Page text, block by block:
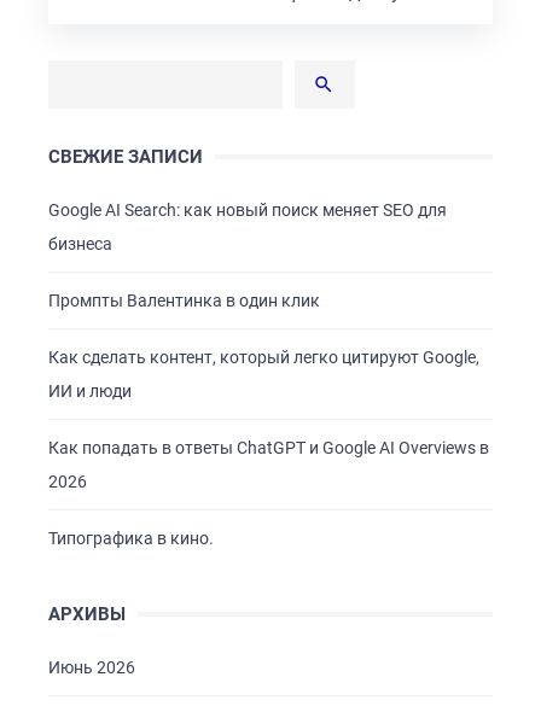
СВЕЖИЕ ЗАПИСИ
Google AI Search: как новый поиск меняет SEO для
бизнеса
Промпты Валентинка в один клик
Как сделать контент, который легко цитируют Google,
ИИ и люди
Как попадать в ответы ChatGPT и Google AI Overviews в
2026
Типографика в кино.
АРХИВЫ
Июнь 2026